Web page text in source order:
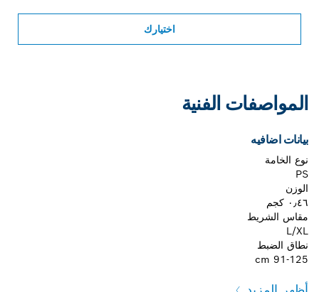
اختيارك
المواصفات الفنية
بيانات اضافيه
نوع الخامة
PS
الوزن
٠٫٤٦ كجم
مقاس الشريط
L/XL
نطاق الضبط
91-125 cm